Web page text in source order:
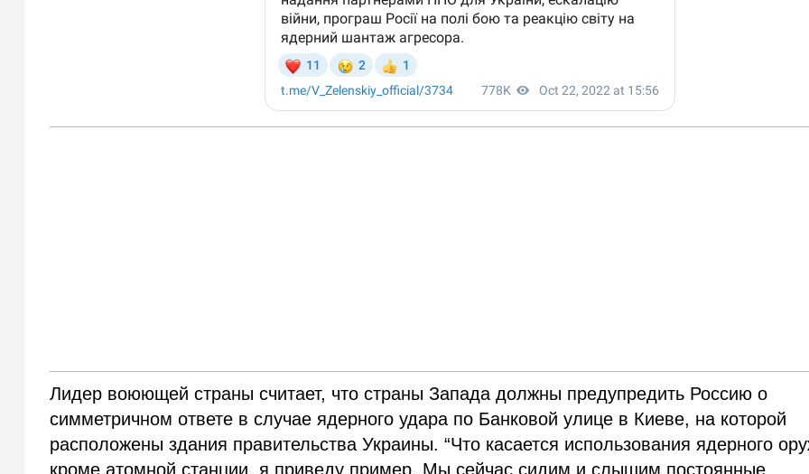
Лидер воюющей страны считает, что страны Запада должны предупредить Россию о
симметричном ответе в случае ядерного удара по Банковой улице в Киеве, на которой
расположены здания правительства Украины. “Что касается использования ядерного
кроме атомной станции, я приведу пример. Мы сейчас сидим и слышим постоянные